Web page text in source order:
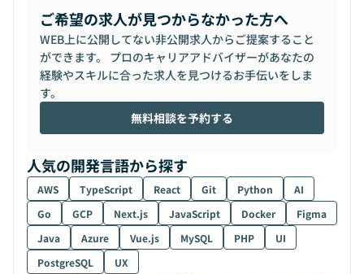
ご希望の求人が見つからなかった方へ
WEB上に公開してない非公開求人からご提案すること
ができます。 プロのキャリアアドバイザーがあなたの
経験やスキルに合った求人を見つけるお手伝いをしま
す。
無料相談を予約する
人気の開発言語から探す
AWS TypeScript React Git Python
AI
Go
GCP Next.js JavaScript Docker
Figma
Java
Azure Vue.js MySQL PHP
UI
PostgreSQL
UX